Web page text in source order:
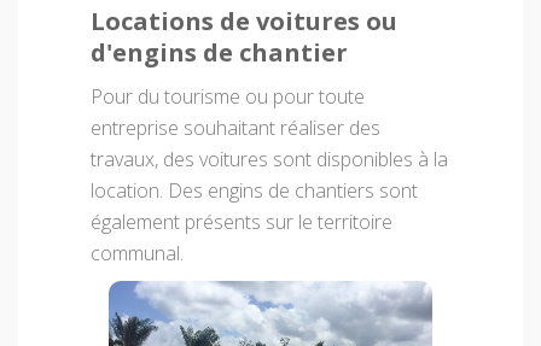
Locations de voitures ou
d'engins de chantier
Pour du tourisme ou pour toute
entreprise souhaitant réaliser des
travaux, des voitures sont disponibles à la
location. Des engins de chantiers sont
également présents sur le territoire
communal.